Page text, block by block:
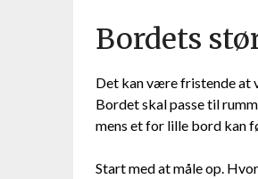
Bordets
Det kan være fristende at
Bordet skal passe til
mens et for lille bord kan
Start med at måle op.